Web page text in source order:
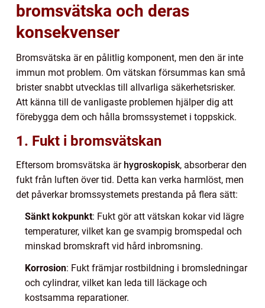
bromsvätska och deras
konsekvenser
Bromsvätska är en pålitlig komponent, men den är inte
immun mot problem. Om vätskan försummas kan små
brister snabbt utvecklas till allvarliga säkerhetsrisker.
Att känna till de vanligaste problemen hjälper dig att
förebygga dem och hålla bromssystemet i toppskick.
1. Fukt i bromsvätskan
Eftersom bromsvätska är hygroskopisk, absorberar den
fukt från luften över tid. Detta kan verka harmlöst, men
det påverkar bromssystemets prestanda på flera sätt:
Sänkt kokpunkt: Fukt gör att vätskan kokar vid lägre
temperaturer, vilket kan ge svampig bromspedal och
minskad bromskraft vid hård inbromsning.
Korrosion: Fukt främjar rostbildning i bromsledningar
och cylindrar, vilket kan leda till läckage och
kostsamma reparationer.